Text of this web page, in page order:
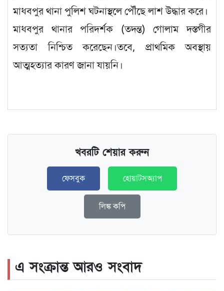
মাধবপুর থানা পুলিশ ঘটনাস্থলে পৌঁছে লাশ উদ্ধার করে।
মাধবপুর থানার পরিদর্শক (তদন্ত) গোলাম দস্তগীর
সত্যতা নিশ্চিত করেছেন।তবে, প্রাথমিক অবস্থায়
আত্মহত্যার কারণ জানা যায়নি।
খবরটি শেয়ার করুন
ফেসবুক হোয়াটসঅ্যাপ
লিঙ্ক কপি
এ সংক্রান্ত আরও সংবাদ